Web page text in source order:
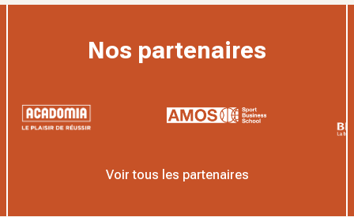
Nos partenaires
Voir tous les partenaires